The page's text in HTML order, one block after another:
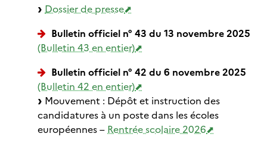
Dossier de presse
Bulletin officiel n° 43 du 13 novembre 2025
(Bulletin 43 en entier)
Bulletin officiel n° 42 du 6 novembre 2025
(Bulletin 42 en entier)
Mouvement : Dépôt et instruction des
candidatures à un poste dans les écoles
européennes – Rentrée scolaire 2026